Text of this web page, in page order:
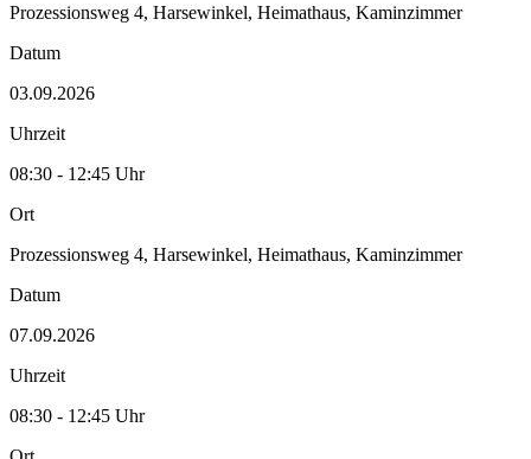
Prozessionsweg 4, Harsewinkel, Heimathaus, Kaminzimmer
Datum
03.09.2026
Uhrzeit
08:30 - 12:45 Uhr
Ort
Prozessionsweg 4, Harsewinkel, Heimathaus, Kaminzimmer
Datum
07.09.2026
Uhrzeit
08:30 - 12:45 Uhr